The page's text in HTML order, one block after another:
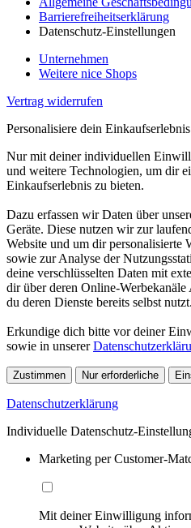
Barrierefreiheitserklärung
Datenschutz-Einstellungen
Unternehmen
Weitere nice Shops
Vertrag widerrufen
Personalisiere dein Einkaufserlebnis
Nur mit deiner individuellen
und weitere Technologien, um dir
Einkaufserlebnis zu bieten.
Dazu erfassen wir Daten über
Geräte. Diese nutzen wir zur
Website und um dir personalisierte
sowie zur Analyse der
deine verschlüsselten Daten mit
dir über deren Online-
du deren Dienste bereits selbst nutzt.
Erkundige dich bitte vor deiner
sowie in unserer
Zustimmen Nur erforderliche
Datenschutzerklärung
Individuelle Datenschutz-
Marketing per Customer-
Mit deiner Einwilligung